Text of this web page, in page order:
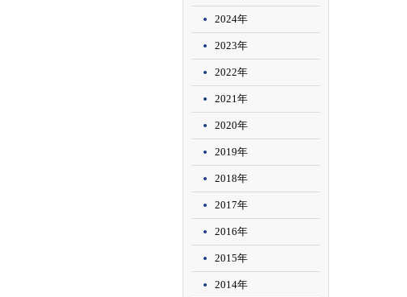
2024年
2023年
2022年
2021年
2020年
2019年
2018年
2017年
2016年
2015年
2014年